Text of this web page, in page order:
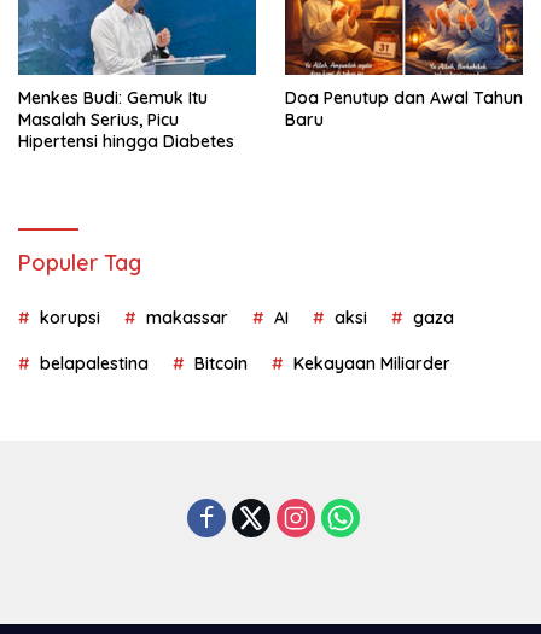
Menkes Budi: Gemuk Itu
Masalah Serius, Picu
Hipertensi hingga Diabetes
Doa Penutup dan Awal Tahun
Baru
Populer Tag
korupsi makassar AI aksi gaza
belapalestina Bitcoin Kekayaan Miliarder